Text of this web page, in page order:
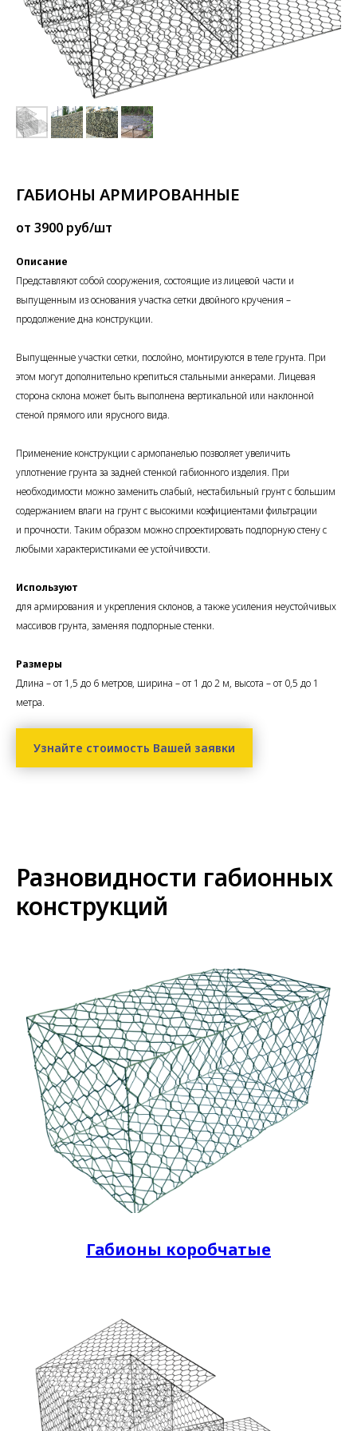
ГАБИОНЫ АРМИРОВАННЫЕ
от 3900 руб/шт
Описание
Представляют собой сооружения, состоящие из лицевой части и
выпущенным из основания участка сетки двойного кручения –
продолжение дна конструкции.
Выпущенные участки сетки, послойно, монтируются в теле грунта. При
этом могут дополнительно крепиться стальными анкерами. Лицевая
сторона склона может быть выполнена вертикальной или наклонной
стеной прямого или ярусного вида.
Применение конструкции с армопанелью позволяет увеличить
уплотнение грунта за задней стенкой габионного изделия. При
необходимости можно заменить слабый, нестабильный грунт с большим
содержанием влаги на грунт с высокими коэфициентами фильтрации
и прочности. Таким образом можно спроектировать подпорную стену с
любыми характеристиками ее устойчивости.
Используют
для армирования и укрепления склонов, а также усиления неустойчивых
массивов грунта, заменяя подпорные стенки.
Размеры
Длина – от 1,5 до 6 метров, ширина – от 1 до 2 м, высота – от 0,5 до 1
метра.
Узнайте стоимость Вашей заявки
Разновидности габионных
конструкций
Габионы коробчатые